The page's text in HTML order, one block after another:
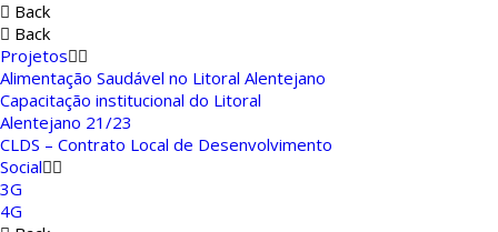
Back
Back
Projetos
Alimentação Saudável no Litoral Alentejano
Capacitação institucional do Litoral
Alentejano 21/23
CLDS – Contrato Local de Desenvolvimento
Social
3G
4G